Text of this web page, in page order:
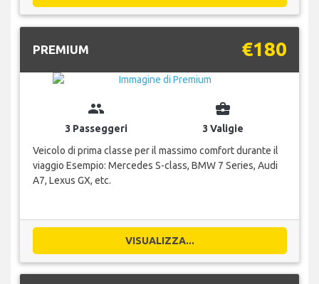
PREMIUM €180
group
3 Passeggeri
business_center
3 Valigie
Veicolo di prima classe per il massimo comfort durante il
viaggio Esempio: Mercedes S-class, BMW 7 Series, Audi
A7, Lexus GX, etc.
VISUALIZZA...